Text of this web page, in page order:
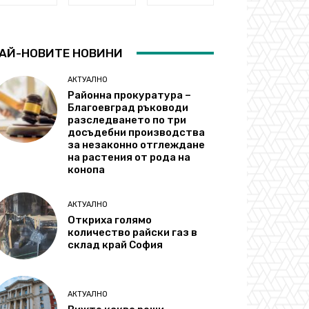
НОВИТЕ НОВИНИ
АКТУАЛНО
Районна прокуратура –
Благоевград ръководи
разследването по три
досъдебни производства
за незаконно отглеждане
на растения от рода на
конопа
АКТУАЛНО
Откриха голямо
количество райски газ в
склад край София
АКТУАЛНО